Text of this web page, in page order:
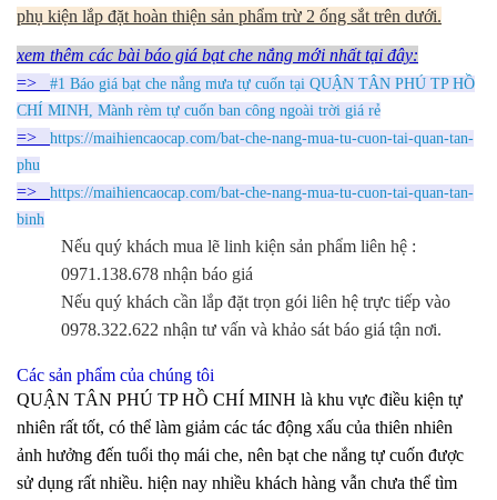
phụ kiện lắp đặt hoàn thiện sản phẩm trừ 2 ống sắt trên dưới.
xem thêm các bài báo giá bạt che nắng mới nhất tại đây:
=> #1 Báo giá bạt che nắng mưa tự cuốn tại QUẬN TÂN PHÚ TP HỒ
CHÍ MINH, Mành rèm tự cuốn ban công ngoài trời giá rẻ
=>
https://maihiencaocap.com/bat-che-nang-mua-tu-cuon-tai-quan-tan-
phu
=> https://maihiencaocap.com/bat-che-nang-mua-tu-cuon-tai-quan-tan-
binh
Nếu quý khách mua lẽ linh kiện sản phẩm liên hệ :
0971.138.678 nhận báo giá
Nếu quý khách cần lắp đặt trọn gói liên hệ trực tiếp vào
0978.322.622 nhận tư vấn và khảo sát báo giá tận nơi.
Các sản phẩm của chúng tôi
QUẬN TÂN PHÚ TP HỒ CHÍ MINH là khu vực điều kiện tự
nhiên rất tốt, có thể làm giảm các tác động xấu của thiên nhiên
ảnh hưởng đến tuổi thọ mái che, nên bạt che nắng tự cuốn được
sử dụng rất nhiều. hiện nay nhiều khách hàng vẫn chưa thể tìm